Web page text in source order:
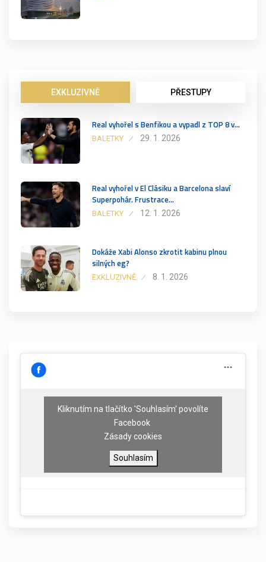
EXKLUZIVNĚ PŘESTUPY
Real vyhořel s Benfikou a vypadl z TOP 8 v…
BALETKY 29. 1. 2026
Real vyhořel v El Clásiku a Barcelona slaví
Superpohár. Frustrace…
BALETKY 12. 1. 2026
Dokáže Xabi Alonso zkrotit kabinu plnou
silných eg?
EXKLUZIVNĚ 8. 1. 2026
Kliknutím na tlačítko 'Souhlasím' povolíte
Facebook
Zásady cookies
Souhlasím